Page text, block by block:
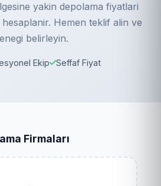
yakin depolama fiyatlari
Hemen teklif alin ve
belirleyin.
Ekip
Seffaf Fiyat
Firmaları